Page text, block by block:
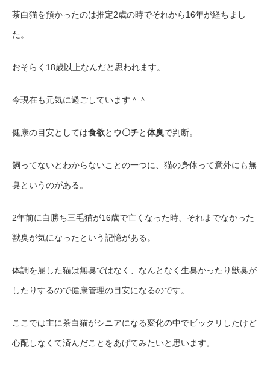
茶白猫を預かったのは推定2歳の時でそれから16年が経ちまし
た。
おそらく18歳以上なんだと思われます。
今現在も元気に過ごしています＾＾
健康の目安としては食欲と ウ〇チと体臭で判断。
飼ってないとわからないことの一つに、猫の身体って意外にも無
臭というのがある。
2年前に白勝ち三毛猫が16歳で亡くなった時、それまでなかった
獣臭が気になったという記憶がある。
体調を崩した猫は無臭ではなく、なんとなく生臭かったり獣臭が
したりするので健康管理の目安になるのです。
ここでは主に茶白猫がシニアになる変化の中でビックリしたけど
心配しなくて済んだことをあげてみたいと思います。